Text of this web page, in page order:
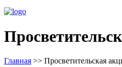
Главная >> Просветительская